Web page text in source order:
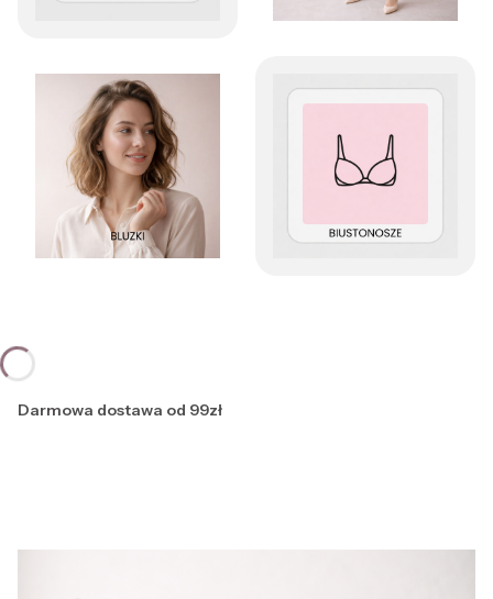
Darmowa dostawa od 99zł